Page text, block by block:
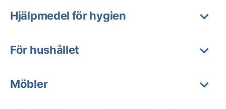
Hjälpmedel för hygien
För hushållet
Möbler